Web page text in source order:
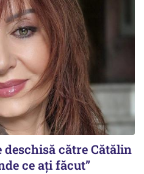
către Cătălin
ce ați făcut”